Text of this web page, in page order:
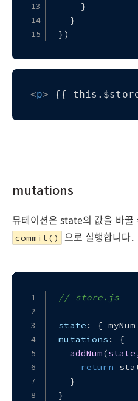
    }
  }
})
<p> {{
mutations
뮤테이션은 state의 값을 바꿀
commit() 으로 실행합니다.
// store.js
state : {
mutations : {
addNum(
return
  }
}